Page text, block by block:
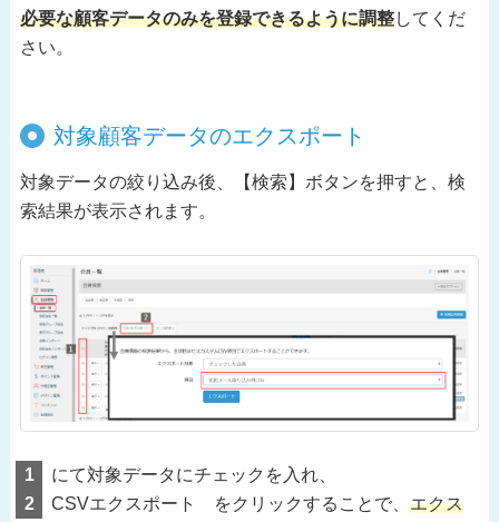
必要な顧客データのみを登録できるように調整してくだ
さい。
対象顧客データのエクスポート
対象データの絞り込み後、【検索】ボタンを押すと、検
索結果が表示されます。
1
にて対象データにチェックを入れ、
2
CSVエクスポート をクリックすることで、 エクス